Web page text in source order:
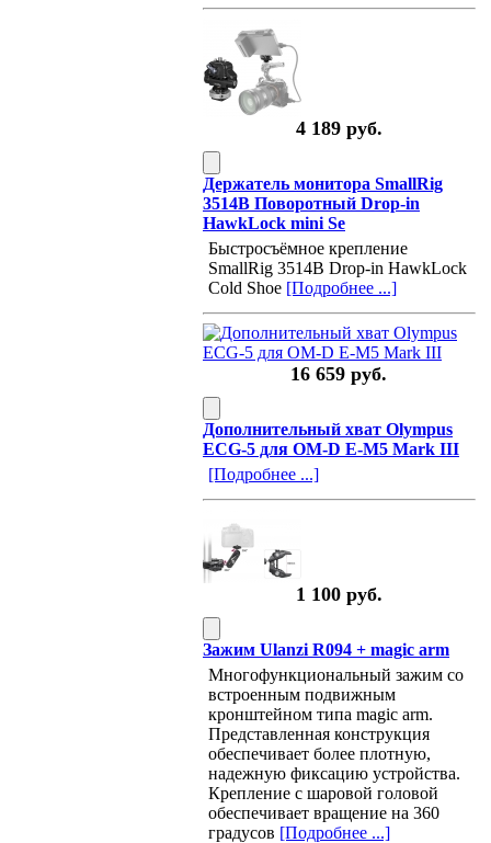
4 189 руб.
Держатель монитора SmallRig
3514B Поворотный Drop-in
HawkLock mini Se
Быстросъёмное крепление
SmallRig 3514B Drop-in HawkLock
Cold Shoe [Подробнее ...]
16 659 руб.
Дополнительный хват Olympus
ECG-5 для OM-D E-M5 Mark III
[Подробнее ...]
1 100 руб.
Зажим Ulanzi R094 + magic arm
Многофункциональный зажим со
встроенным подвижным
кронштейном типа magic arm.
Представленная конструкция
обеспечивает более плотную,
надежную фиксацию устройства.
Крепление с шаровой головой
обеспечивает вращение на 360
градусов [Подробнее ...]